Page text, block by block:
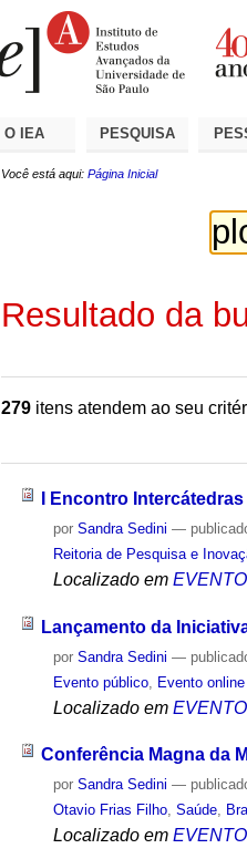
O IEA PESQUISA
Você está aqui: Página Inicial
Resultado da
279 itens atendem ao seu
I Encontro
porSandra Sedini —
Reitoria de Pesquisa e
Localizado em
Lançamento da
porSandra Sedini —
Evento público Evento online
Localizado em
Conferência Magna da
porSandra Sedini —
Otavio Frias Filho,Saúde,
Localizado em